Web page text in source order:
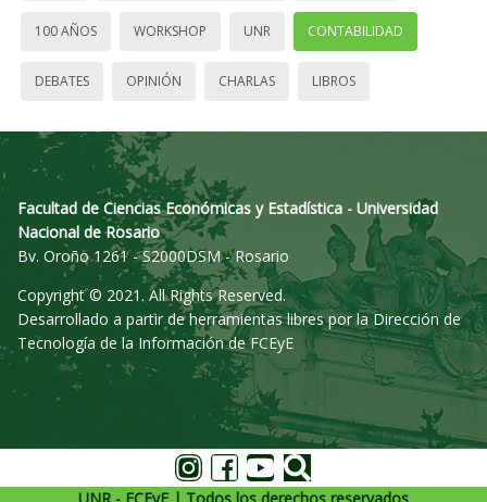
100 AÑOS WORKSHOP UNR CONTABILIDAD
DEBATES OPINIÓN CHARLAS LIBROS
Facultad de Ciencias Económicas y Estadística - Universidad
Nacional de Rosario
Bv. Oroño 1261 - S2000DSM - Rosario
Copyright © 2021. All Rights Reserved.
Desarrollado a partir de herramientas libres por la Dirección de
Tecnología de la Información de FCEyE